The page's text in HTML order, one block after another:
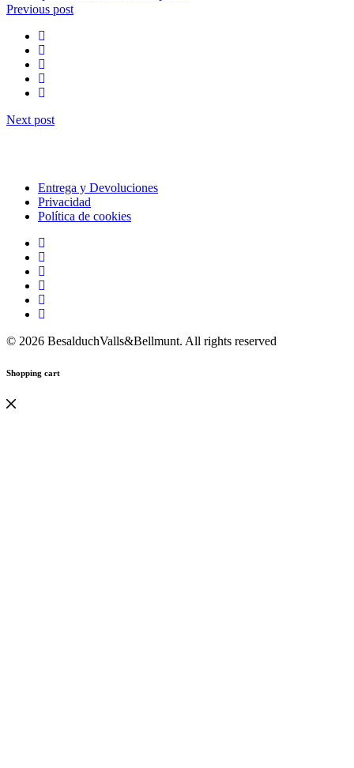
Previous post
Next post
Entrega y Devoluciones
Privacidad
Política de cookies
© 2026 BesalduchValls&Bellmunt. All rights reserved
Shopping cart